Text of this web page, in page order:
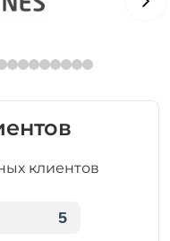
клиентов
5